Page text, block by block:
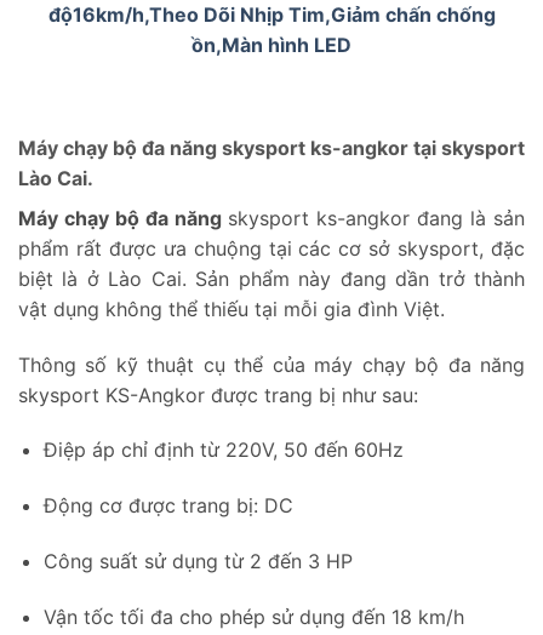
độ16km/h,Theo Dõi Nhịp Tim,Giảm chấn chống
ồn,Màn hình LED
Máy chạy bộ đa năng skysport ks-angkor tại skysport
Lào Cai.
Máy chạy bộ đa năngskysport ks-angkor đang là sản
phẩm rất được ưa chuộng tại các cơ sở skysport, đặc
biệt là ở Lào Cai. Sản phẩm này đang dần trở thành
vật dụng không thể thiếu tại mỗi gia đình Việt.
Thông số kỹ thuật cụ thể của máy chạy bộ đa năng
skysport KS-Angkor được trang bị như sau:
Điệp áp chỉ định từ 220V, 50 đến 60Hz
Động cơ được trang bị: DC
Công suất sử dụng từ 2 đến 3 HP
Vận tốc tối đa cho phép sử dụng đến 18 km/h